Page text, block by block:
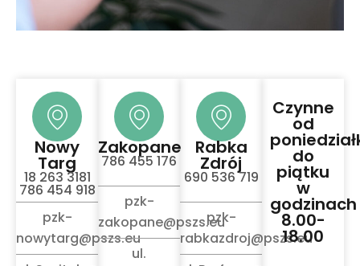
Nowy
Targ
18 263 3181
786 454 918
pzk-
nowytarg@pszs.eu
Zakopane
786 455 176
pzk-
zakopane@pszs.eu
ul.
Rabka
Zdrój
690 536 719
pzk-
rabkazdroj@pszs.eu
Czynne
od
do
piątku
w
godzinach
8.00-
18.00